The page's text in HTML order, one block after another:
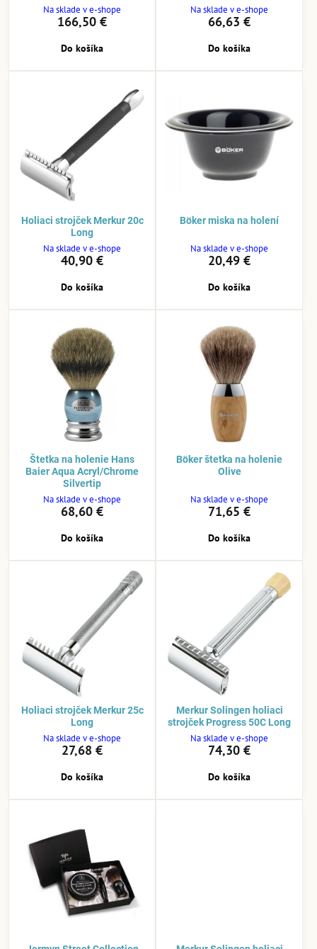
Na sklade v e-shope
166,50 €
Do košíka
Na sklade v e-shope
66,63 €
Do košíka
Holiaci strojček Merkur 20c
Long
Na sklade v e-shope
40,90 €
Do košíka
Böker miska na holení
Na sklade v e-shope
20,49 €
Do košíka
Štetka na holenie Hans
Baier Aqua Acryl/Chrome
Silvertip
Na sklade v e-shope
68,60 €
Do košíka
Böker štetka na holenie
Olive
Na sklade v e-shope
71,65 €
Do košíka
Holiaci strojček Merkur 25c
Long
Na sklade v e-shope
27,68 €
Do košíka
Merkur Solingen holiaci
strojček Progress 50C Long
Na sklade v e-shope
74,30 €
Do košíka